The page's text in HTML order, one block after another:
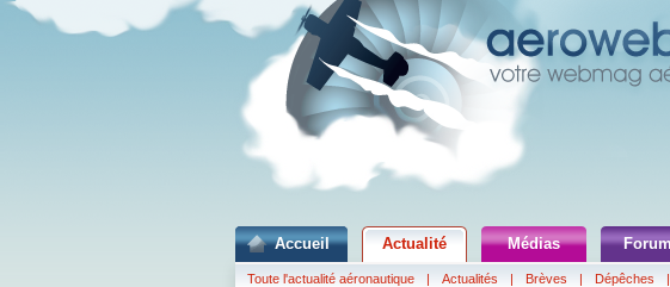
Accueil Actualité Médias
Toute l'actualité aéronautique | Actualités | Brèves | Dépêches |